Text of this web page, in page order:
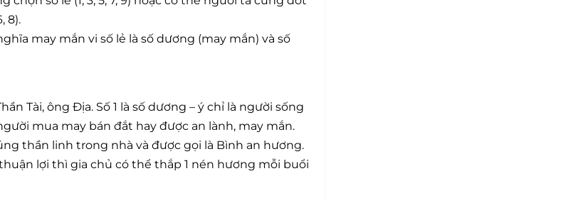
8).
may mắn vi số lẻ là số dương (may mắn) và số
Tài, ông Địa. Số 1 là số dương – ý chỉ là người sống
mua may bán đắt hay được an lành, may mắn.
thần linh trong nhà và được gọi là Bình an hương.
lợi thì gia chủ có thể thắp 1 nén hương mỗi buổi